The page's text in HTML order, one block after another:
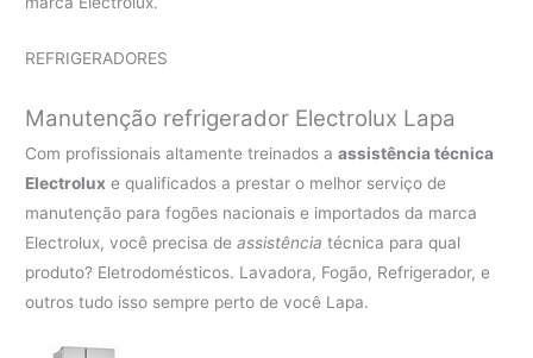
REFRIGERADORES
Manutenção refrigerador Electrolux Lapa
Com profissionais altamente treinados aassistência técnica
Electrolux e qualificados a prestar o melhor serviço de
manutenção para fogões nacionais e importados da marca
Electrolux, você precisa deassistência técnica para qual
produto? Eletrodomésticos. Lavadora, Fogão, Refrigerador, e
outros tudo isso sempre perto de você Lapa.